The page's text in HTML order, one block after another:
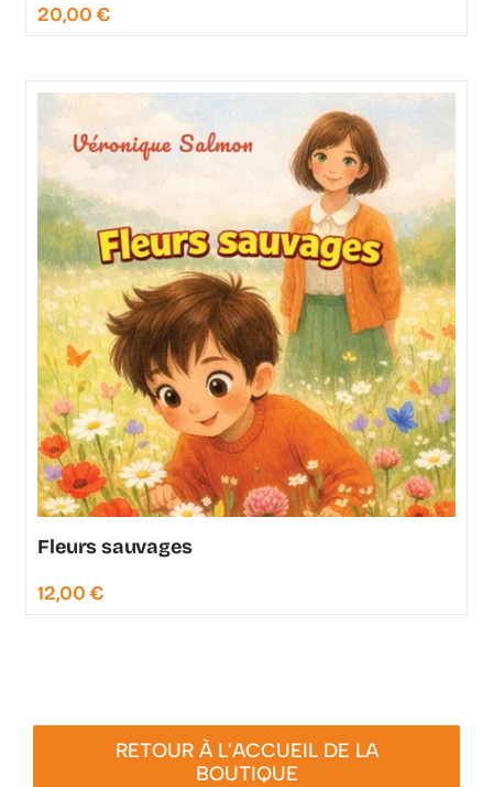
20,00€
Fleurs sauvages
12,00€
RETOUR À L'ACCUEIL DE LA
BOUTIQUE